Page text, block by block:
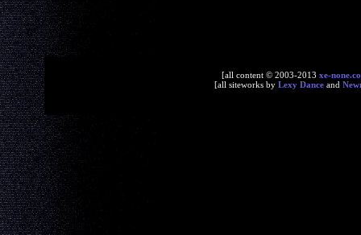
[all content © 2003-2013 xe-
[all siteworks by Lexy Danceand